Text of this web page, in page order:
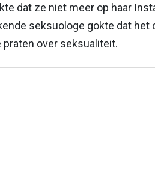
dat ze niet meer op haar
seksuologe gokte dat
over seksualiteit.